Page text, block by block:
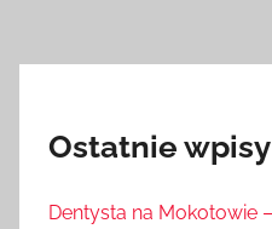
Ostatnie wpisy
Dentysta na Mokotowie